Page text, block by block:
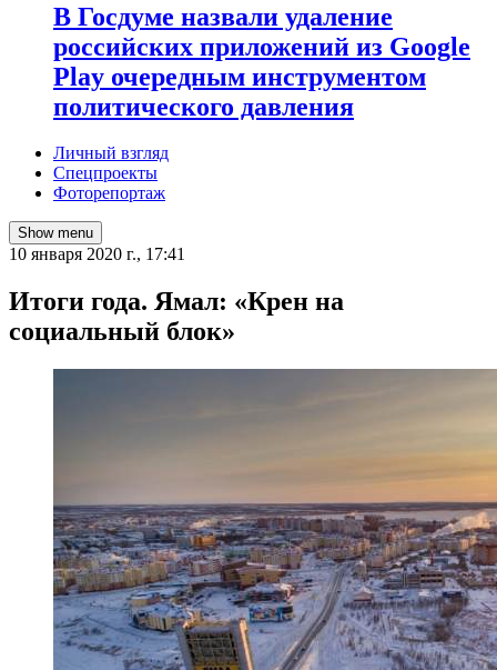
В Госдуме назвали удаление
российских приложений из Google
Play очередным инструментом
политического давления
Личный взгляд
Спецпроекты
Фоторепортаж
Show menu
10 января 2020 г., 17:41
Итоги года. Ямал: «Крен на
социальный блок»